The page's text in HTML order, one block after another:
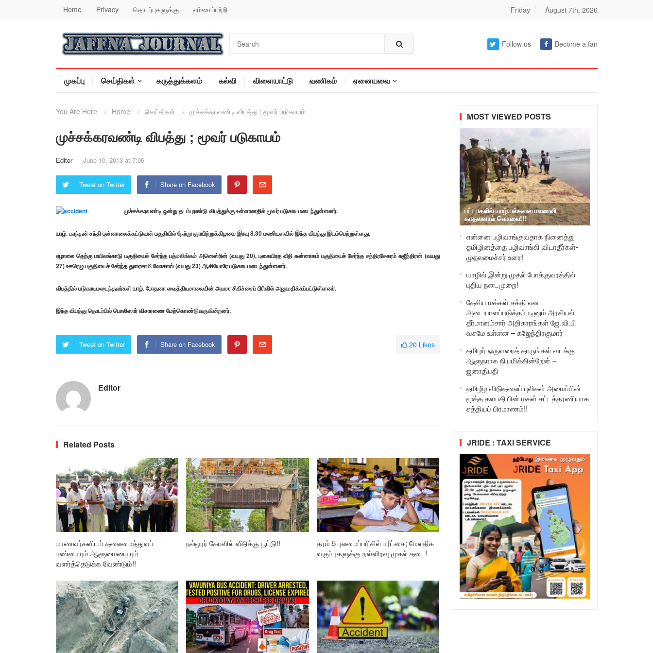
Home Privacy தொடர்புகளுக்கு எம்மைப்பற்றி Friday August 7th, 2026
Follow us Become a fan
முகப்பு செய்திகள் கருத்துக்களம் கல்வி விளையாட்டு வணிகம் ஏனையவை
You Are Here Home செய்திகள் முச்சக்கரவண்டி விபத்து ; மூவர் படுகாயம்
முச்சக்கரவண்டி விபத்து ; மூவர் படுகாயம்
Editor - June 10, 2013 at 7:06
Tweet on Twitter Share on Facebook
முச்சக்கரவண்டி ஒன்று தடம்புரண்டு விபத்துக்கு உள்ளானதில் மூவர் படுகாயமடைந்துள்ளனர்.
யாழ். கரந்தன் சந்தி புன்னாலைக்கட்டுவன் பகுதியில் நேற்று ஞாயிற்றுக்கிழமை இரவு 8.30 மணியளவில் இந்த விபத்து இடம்பெற்றுள்ளது.
ஏழாலை தெற்கு மயிலங்காடு பகுதியைச் சேர்ந்த பத்மலிங்கம் அனெஸ்ரின் (வயது 20), புகையிரத வீதி சுன்னாகம் பகுதியைச் சேர்ந்த சந்திரசேகரம் சுஜீந்திரன் (வயது
27) ஊரெழு பகுதியைச் சேர்ந்த துரைசாமி லோகாஸ் (வயது 23) ஆகியோரே படுகாயமடைந்துள்ளனர்.
விபத்தில் படுகாயமடைந்தவர்கள் யாழ். போதனா வைத்தியசாலையின் அவசர சிகிச்சைப் பிரிவில் அனுமதிக்கப்பட்டுள்ளனர்.
இந்த விபத்து தொடர்பில் பொலிஸார் விசாரணை மேற்கொண்டுவருகின்றனர்.
Tweet on Twitter Share on Facebook 20 Likes
Editor
Related Posts
மாணவர்களிடம் தலைமைத்துவப்
பண்பையும் ஆளுமையையும்
வளர்த்தெடுக்க வேண்டும்!!
நல்லூர் கோவில் வீதிக்கு பூட்டு!!
தரம் 5 புலமைப்பரிசில் பரீட்சை; மேலதிக
வகுப்புகளுக்கு நள்ளிரவு முதல் தடை!
MOST VIEWED POSTS
பட்டபகலில் யாழ்.பல்கலை மாணவி
காதலனால் கொலை!!!
என்னை பழிவாங்குவதாக நினைத்து
தமிழினத்தை பழிவாங்கி விடாதீர்கள்-
முதலமைச்சர் உரை!
யாழில் இன்று முதல் போக்குவரத்தில்
புதிய நடைமுறை!
தேசிய மக்கள் சக்தி என
அடையாளப்படுத்தப்படினும் அரசியல்
தீர்மானம்சார் அதிகாரங்கள் ஜே.வி.பி
வசமே உள்ளன – கஜேந்திரகுமார்
தமிழர் ஒருவரைத் தாருங்கள் வடக்கு
ஆளுநராக நியமிக்கின்றேன் –
ஜனாதிபதி
தமிழீழ விடுதலைப் புலிகள் அமைப்பின்
மூத்த தளபதியின் மகள் சட்டத்தரணியாக
சத்தியப் பிரமாணம்!!
JRIDE : TAXI SERVICE